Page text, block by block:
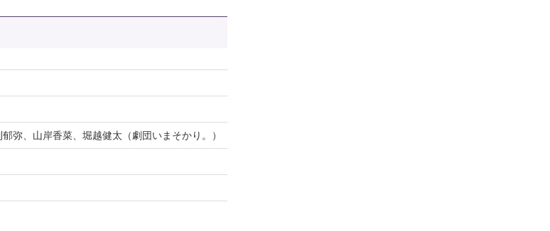
弥、山岸香菜、堀越健太（劇団いまそかり。）